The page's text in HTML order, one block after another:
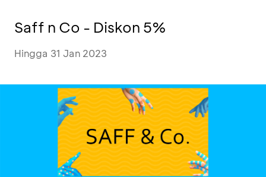
Saff n Co - Diskon 5%
Hingga 31 Jan 2023